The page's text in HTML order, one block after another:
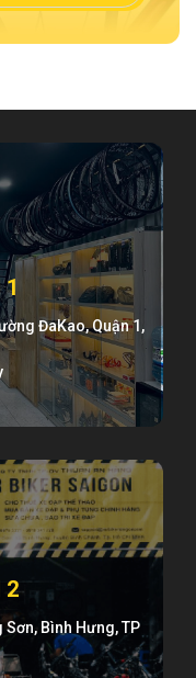
ĐaKao, Quận 1,
2
Bình Hưng, TP